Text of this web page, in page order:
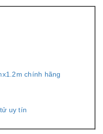
chính hãng
uy tín